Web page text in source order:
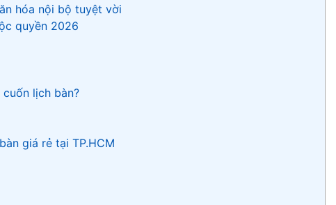
hóa nội bộ tuyệt vời
quyền 2026
lịch bàn?
giá rẻ tại TP.HCM